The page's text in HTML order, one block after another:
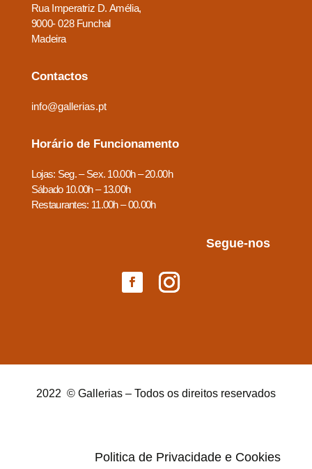
Rua Imperatriz D. Amélia,
9000- 028 Funchal
Madeira
Contactos
info@gallerias.pt
Horário de Funcionamento
Lojas: Seg. – Sex. 10.00h – 20.00h
Sábado 10.00h – 13.00h
Restaurantes: 11.00h – 00.00h
Segue-nos
2022 © Gallerias – Todos os direitos reservados
Politica de Privacidade e Cookies